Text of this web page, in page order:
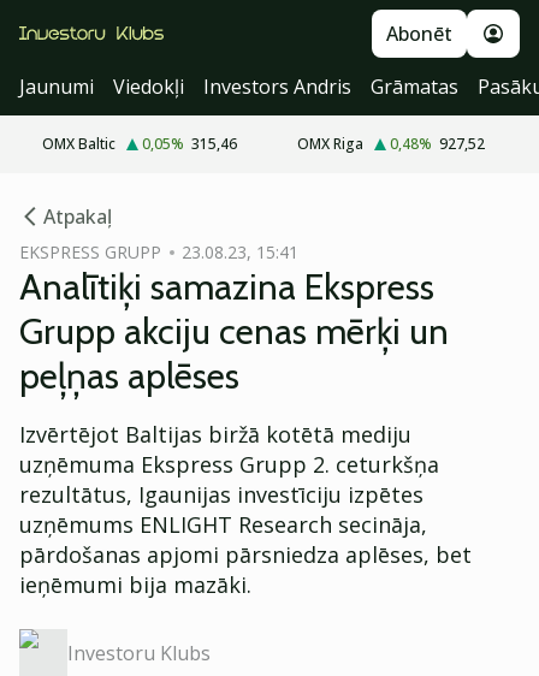
Abonēt
Jaunumi
Viedokļi Investors Andris Grāmatas
OMX Baltic 0,05% 315,46 OMX Riga 0,48% 927,52
Atpakaļ
EKSPRESS GRUPP 23.08.23, 15:41
Analītiķi samazina Ekspress
Grupp akciju cenas mērķi un
peļņas aplēses
Izvērtējot Baltijas biržā kotētā mediju
uzņēmuma Ekspress Grupp 2. ceturkšņa
rezultātus, Igaunijas investīciju izpētes
uzņēmums ENLIGHT Research secināja,
pārdošanas apjomi pārsniedza aplēses, bet
ieņēmumi bija mazāki.
Investoru Klubs